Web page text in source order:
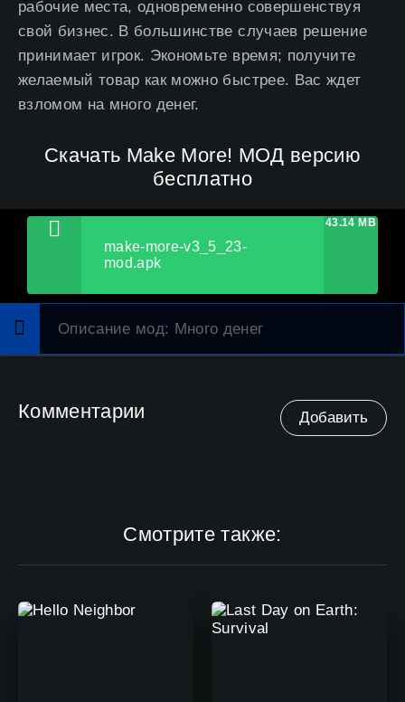
рабочие места, одновременно совершенствуя
свой бизнес. В большинстве случаев решение
принимает игрок. Экономьте время; получите
желаемый товар как можно быстрее. Вас ждет
взломом на много денег.
Скачать Make More! МОД версию
бесплатно
make-more-v3_5_23-
mod.apk
43.14 MB
Описание мод: Много денег
Комментарии Добавить
Смотрите также: